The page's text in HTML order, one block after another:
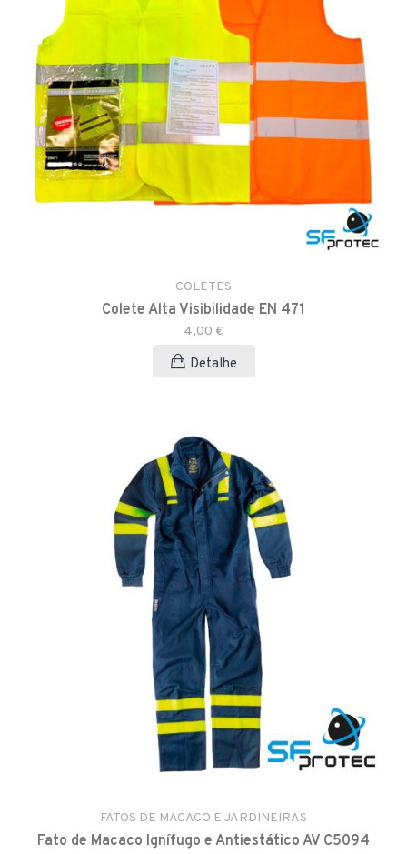
COLETES
Colete Alta Visibilidade EN 471
4,00 €
Detalhe
FATOS DE MACACO E JARDINEIRAS
Fato de Macaco Ignífugo e Antiestático AV C5094